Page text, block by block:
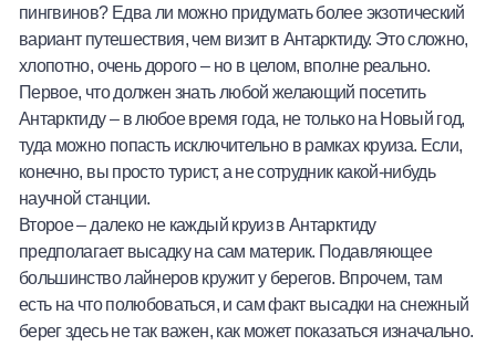
пингвинов? Едва ли можно придумать более экзотический
вариант путешествия, чем визит в Антарктиду. Это сложно,
хлопотно, очень дорого – но в целом, вполне реально.
Первое, что должен знать любой желающий посетить
Антарктиду – в любое время года, не только на Новый год,
туда можно попасть исключительно в рамках круиза. Если,
конечно, вы просто турист, а не сотрудник какой-нибудь
научной станции.
Второе – далеко не каждый круиз в Антарктиду
предполагает высадку на сам материк. Подавляющее
большинство лайнеров кружит у берегов. Впрочем, там
есть на что полюбоваться, и сам факт высадки на снежный
берег здесь не так важен, как может показаться изначально.